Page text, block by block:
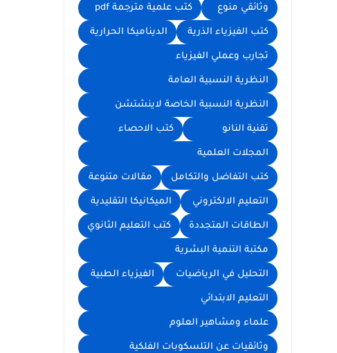
وثائقي منوع كتب علمية مترجمة pdf
كتب الفيزياء الذرية الديناميكا الحرارية
تجارب وعملي الفيزياء
النظرية النسبية العامة
النظرية النسبية الخاصة لاينشتشن
تقنية النانو كتب الاحصاء
المجلات العلمية
كتب التفاضل والتكامل مقالات متنوعة
التعليم الالكتروني الميكانيكا التقليدية
الطاقات المتجددة كتب التعليم الثانوي
مكتبة التنمية البشرية
التحليل في الرياضيات الفيزياء الطبية
التعليم الابتدائي
علماء ومشاهير العلوم
وثائقيات عن التلسكوبات الفلكية